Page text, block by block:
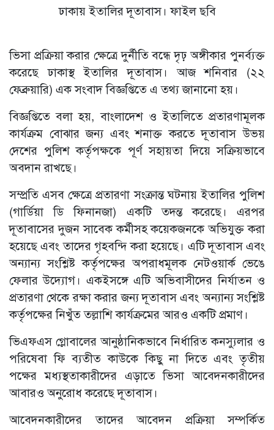
ঢাকায় ইতালির দূতাবাস। ফাইল ছবি
ভিসা প্রক্রিয়া করার ক্ষেত্রে দুর্নীতি বন্ধে দৃঢ় অঙ্গীকার পুনর্ব্যক্ত
করেছে ঢাকাস্থ ইতালির দূতাবাস। আজ শনিবার (২২
ফেব্রুয়ারি) এক সংবাদ বিজ্ঞপ্তিতে এ তথ্য জানানো হয়।
বিজ্ঞপ্তিতে বলা হয়, বাংলাদেশ ও ইতালিতে প্রতারণামূলক
কার্যক্রম বোঝার জন্য এবং শনাক্ত করতে দূতাবাস উভয়
দেশের পুলিশ কর্তৃপক্ষকে পূর্ণ সহায়তা দিয়ে সক্রিয়ভাবে
অবদান রাখছে।
সম্প্রতি এসব ক্ষেত্রে প্রতারণা সংক্রান্ত ঘটনায় ইতালির পুলিশ
(গার্ডিয়া ডি ফিনানজা) একটি তদন্ত করেছে। এরপর
দূতাবাসের দুজন সাবেক কর্মীসহ কয়েকজনকে অভিযুক্ত করা
হয়েছে এবং তাদের গৃহবন্দি করা হয়েছে। এটি দূতাবাস এবং
অন্যান্য সংশ্লিষ্ট কর্তৃপক্ষের অপরাধমূলক নেটওয়ার্ক ভেঙে
ফেলার উদ্যোগ। একইসঙ্গে এটি অভিবাসীদের নির্যাতন ও
প্রতারণা থেকে রক্ষা করার জন্য দূতাবাস এবং অন্যান্য সংশ্লিষ্ট
কর্তৃপক্ষের নিখুঁত তল্লাশি কার্যক্রমের আরও একটি প্রমাণ।
ভিএফএস গ্লোবালের আনুষ্ঠানিকভাবে নির্ধারিত কনস্যুলার ও
পরিষেবা ফি ব্যতীত কাউকে কিছু না দিতে এবং তৃতীয়
পক্ষের মধ্যস্থতাকারীদের এড়াতে ভিসা আবেদনকারীদের
আবারও অনুরোধ করেছে দূতাবাস।
আবেদনকারীদের তাদের আবেদন প্রক্রিয়া সম্পর্কিত